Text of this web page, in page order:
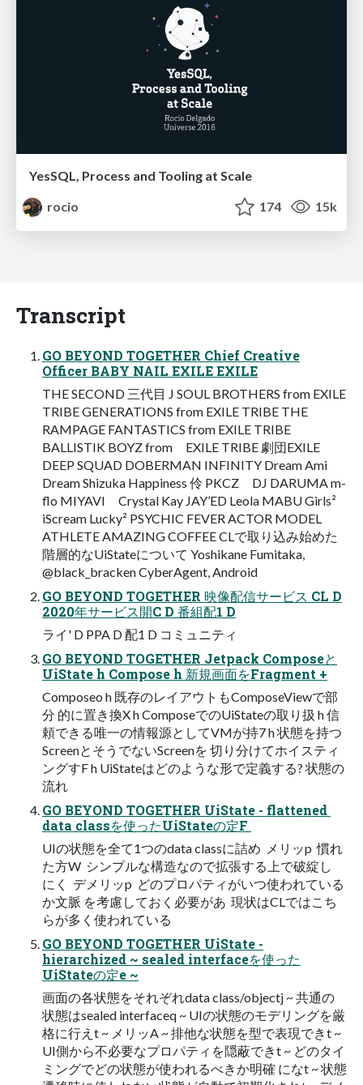
YesSQL, Process and Tooling at Scale
rocio
174 15k
Transcript
GO BEYOND TOGETHER Chief Creative
Officer BABY NAIL EXILE EXILE
THE SECOND 三代目 J SOUL BROTHERS from EXILE
TRIBE GENERATIONS from EXILE TRIBE THE
RAMPAGE FANTASTICS from EXILE TRIBE
BALLISTIK BOYZ from EXILE TRIBE 劇団EXILE
DEEP SQUAD DOBERMAN INFINITY Dream Ami
Dream Shizuka Happiness 伶 PKCZ DJ DARUMA m-
flo MIYAVI Crystal Kay JAY’ED Leola MABU Girls²
iScream Lucky² PSYCHIC FEVER ACTOR MODEL
ATHLETE AMAZING COFFEE CLで取り込み始めた
階層的なUiStateについて Yoshikane Fumitaka,
@black_bracken CyberAgent, Android
GO BEYOND TOGETHER 映像配信サービス CL D
2020年サービス開C D 番組配1 D
ライ' D PPA D 配1 D コミュニティ
GO BEYOND TOGETHER Jetpack Composeと
UiState h Compose h 新規画面をFragment +
Composeo h 既存のレイアウトもComposeViewで部
分 的に置き換X h ComposeでのUiStateの取り扱 h 信
頼できる唯一の情報源としてVMが持7 h 状態を持つ
ScreenとそうでないScreenを 切り分けてホイスティ
ングすF h UiStateはどのような形で定義する? 状態の
流れ
GO BEYOND TOGETHER UiState - flattened 
data classを使ったUiStateの定F 
UIの状態を全て1つのdata classに詰め  メリッp  慣れ
た方W  シンプルな構造なので拡張する上で破綻し
にく  デメリッp  どのプロパティがいつ使われている
か文脈 を考慮しておく必要があ  現状はCLではこち
らが多く使われている
GO BEYOND TOGETHER UiState -
hierarchized ~ sealed interfaceを使った
UiStateの定e ~
画面の各状態をそれぞれdata class/objectj ~ 共通の
状態はsealed interfaceq ~ UIの状態のモデリングを厳
格に行えt ~ メリッA ~ 排他な状態を型で表現できt ~
UI側から不必要なプロパティを隠蔽できt ~ どのタイ
ミングでどの状態が使われるべきか明確 になt ~ 状態